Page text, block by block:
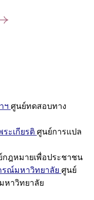
ฯ ศูนย์ทดสอบทาง
ะเกียรติ ศูนย์การแปล
กฎหมายเพื่อประชาชน
รณ์มหาวิทยาลัย ศูนย์
หาวิทยาลัย